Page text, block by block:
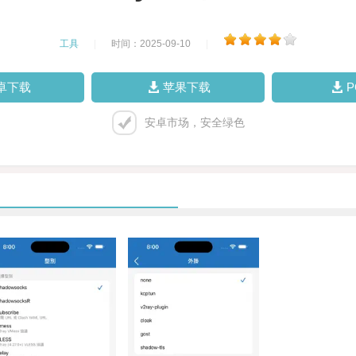
工具 时间：2025-09-10
下载 苹果下载
安卓市场，安全绿色